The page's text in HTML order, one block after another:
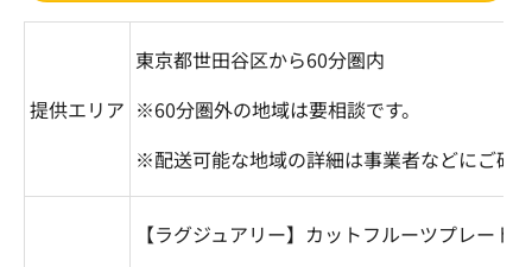
提供エリア
東京都世田谷区から60分圏内
※60分圏外の地域は要相談です。
※配送可能な地域の詳細は事業者などにご確
【ラグジュアリー】カットフルーツプレート